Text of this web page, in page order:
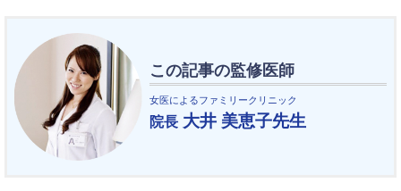
この記事の監修医師
女医によるファミリークリニック
院長 大井 美恵子先生